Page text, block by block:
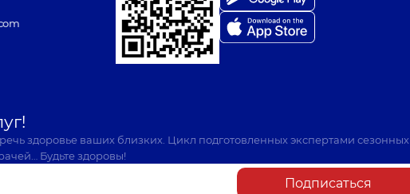
здоровье ваших близких. Цикл подготовленных экспертами сезонных
Будьте здоровы!
Подписаться